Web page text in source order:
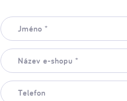
Jméno:
*
Název
e-
shopu:
*
Telefon: